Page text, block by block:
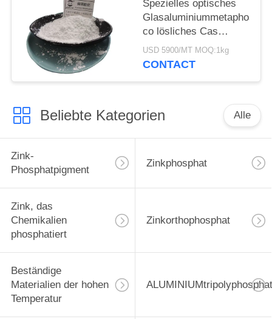
Spezielles optisches
co lösliches Cas
13776-88-0
USD 5900/MT MOQ:1kg
CONTACT
Beliebte Kategorien Alle
Zink-
Phosphatpigment
Zinkphosphat
Zink, das
Chemikalien
phosphatiert
Zinkorthophosphat
Beständige
Materialien der hohen
Temperatur
ALUMINIUMtripolyphosphat